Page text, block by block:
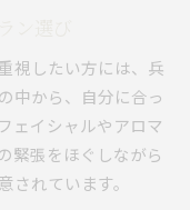
視したい方には、兵
中から、自分に合っ
ェイシャルやアロマ
緊張をほぐしながら
れています。